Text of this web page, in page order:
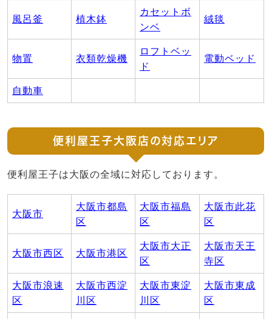
風呂釜 植木鉢
カセットボ
ンベ
絨毯
物置 衣類乾燥機
ロフトベッ
ド
電動ベッド
自動車
便利屋王子大阪店の対応エリア
便利屋王子は大阪の全域に対応しております。
大阪市
大阪市都島
区
大阪市福島
区
大阪市此花
区
大阪市西区 大阪市港区
大阪市大正
区
大阪市天王
寺区
大阪市浪速
区
大阪市西淀
川区
大阪市東淀
川区
大阪市東成
区